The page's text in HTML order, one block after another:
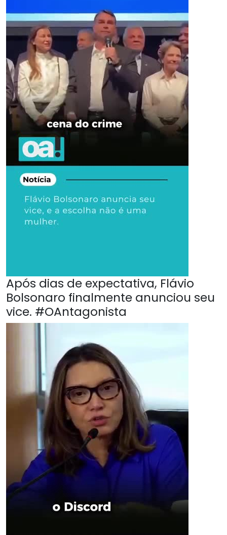
Após dias de expectativa, Flávio
Bolsonaro finalmente anunciou seu
vice. #OAntagonista